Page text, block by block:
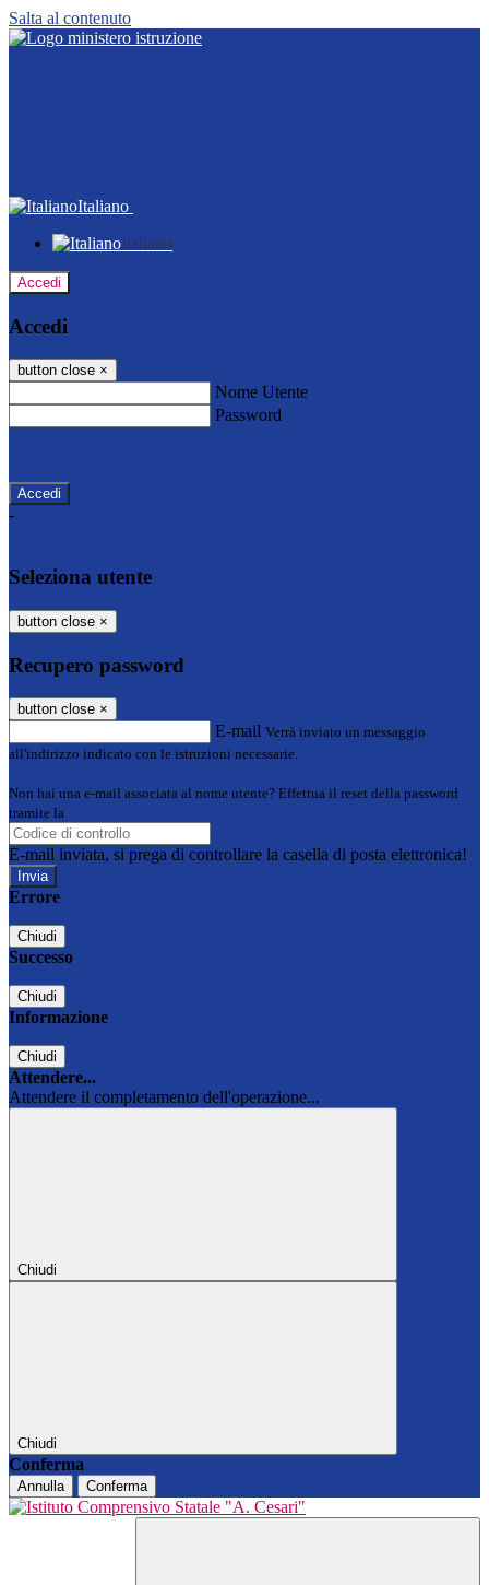
Salta al contenuto
Italiano
Italiano
Accedi
Accedi
button close ×
Nome Utente
Password
-
Seleziona utente
button close ×
Recupero password
button close ×
E-mail Verrà inviato un messaggio
all'indirizzo indicato con le istruzioni necessarie.
Non hai una e-mail associata al nome utente? Effettua il reset della password
tramite la
E-mail inviata, si prega di controllare la casella di posta elettronica!
Errore
Chiudi
Successo
Chiudi
Informazione
Chiudi
Attendere...
Attendere il completamento dell'operazione...
Chiudi
Chiudi
Conferma
Annulla Conferma